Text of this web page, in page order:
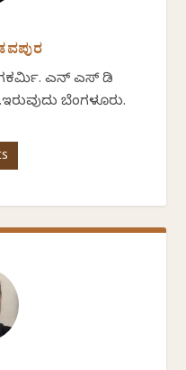
ಎನ್ ಎಸ್ ಡಿ
ಬೆಂಗಳೂರು.